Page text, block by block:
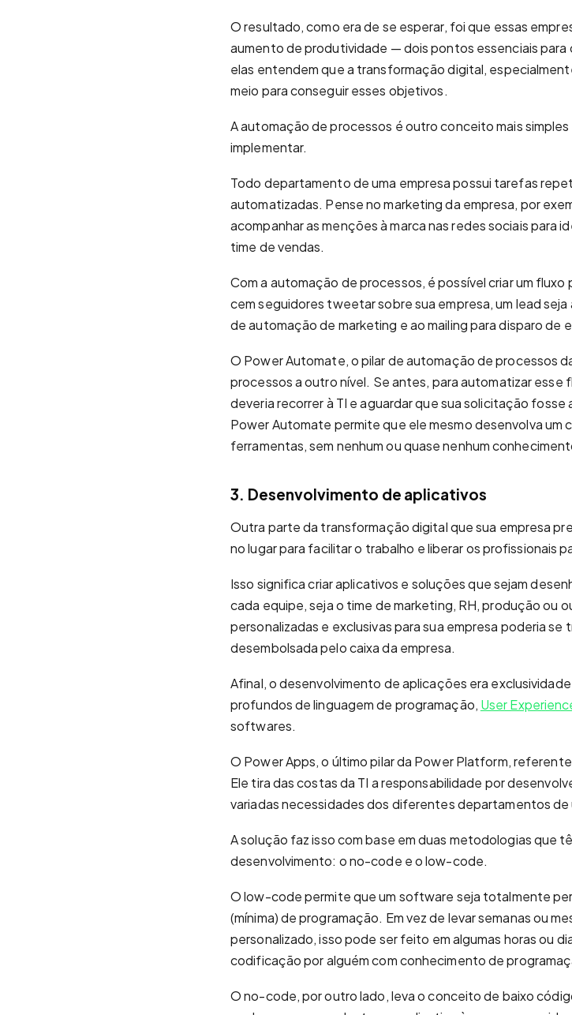
O resultado, como era de se esperar, foi que essas
aumento de produtividade — dois pontos essenciais para
elas entendem que a transformação digital,
meio para conseguir esses objetivos.
A automação de processos é outro conceito mais
implementar.
Todo departamento de uma empresa possui tarefas
automatizadas. Pense no marketing da empresa, por
acompanhar as menções à marca nas redes sociais para
time de vendas.
Com a automação de processos, é possível criar um fluxo
cem seguidores tweetar sobre sua empresa, um lead
de automação de marketing e ao mailing para disparo de
O Power Automate, o pilar de automação de processos
processos a outro nível. Se antes, para automatizar esse
deveria recorrer à TI e aguardar que sua solicitação
Power Automate permite que ele mesmo desenvolva
ferramentas, sem nenhum ou quase nenhum
3. Desenvolvimento de aplicativos
Outra parte da transformação digital que sua empresa
no lugar para facilitar o trabalho e liberar os profissionais
Isso significa criar aplicativos e soluções que sejam
cada equipe, seja o time de marketing, RH, produção ou
personalizadas e exclusivas para sua empresa poderia se
desembolsada pelo caixa da empresa.
Afinal, o desenvolvimento de aplicações era
profundos de linguagem de programação, User
softwares.
O Power Apps, o último pilar da Power Platform,
Ele tira das costas da TI a responsabilidade por
variadas necessidades dos diferentes departamentos de
A solução faz isso com base em duas metodologias que
desenvolvimento: o no-code e o low-code.
O low-code permite que um software seja totalmente
(mínima) de programação. Em vez de levar semanas ou
personalizado, isso pode ser feito em algumas horas ou
codificação por alguém com conhecimento de
O no-code, por outro lado, leva o conceito de baixo